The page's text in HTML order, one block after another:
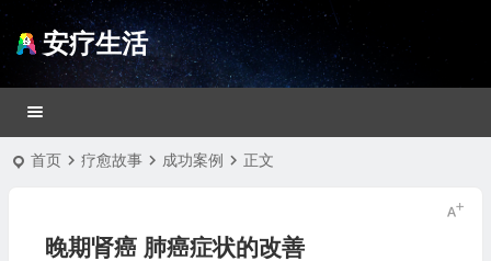
安疗生活
首页 疗愈故事 成功案例 正文
晚期肾癌 肺癌症状的改善